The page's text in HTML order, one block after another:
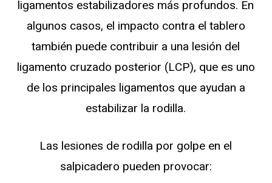
ligamentos estabilizadores más profundos. En
algunos casos, el impacto contra el tablero
también puede contribuir a una lesión del
ligamento cruzado posterior (LCP), que es uno
de los principales ligamentos que ayudan a
estabilizar la rodilla.
Las lesiones de rodilla por golpe en el
salpicadero pueden provocar: